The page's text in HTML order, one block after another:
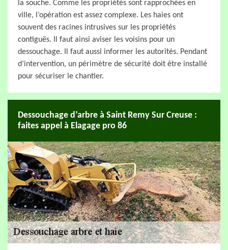
la souche. Comme les propriétés sont rapprochées en
ville, l’opération est assez complexe. Les haies ont
souvent des racines intrusives sur les propriétés
contiguës. Il faut ainsi aviser les voisins pour un
dessouchage. Il faut aussi informer les autorités. Pendant
d’intervention, un périmètre de sécurité doit être installé
pour sécuriser le chantier.
Dessouchage d’arbre à Saint Remy Sur Creuse :
faites appel à Elagage pro 86